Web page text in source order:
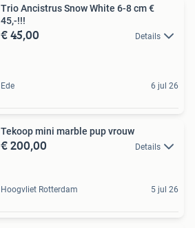
Trio Ancistrus Snow White 6-8 cm €
45,-!!!
€ 45,00 Details
Ede 6 jul 26
Tekoop mini marble pup vrouw
€ 200,00 Details
Hoogvliet Rotterdam 5 jul 26